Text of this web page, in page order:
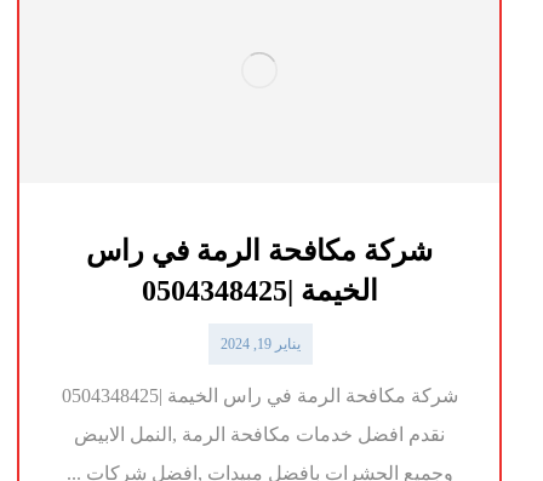
شركة مكافحة الرمة في راس
الخيمة |0504348425
يناير 19, 2024
شركة مكافحة الرمة في راس الخيمة |0504348425
نقدم افضل خدمات مكافحة الرمة ,النمل الابيض
وجميع الحشرات بافضل مبيدات ,افضل شركات ...